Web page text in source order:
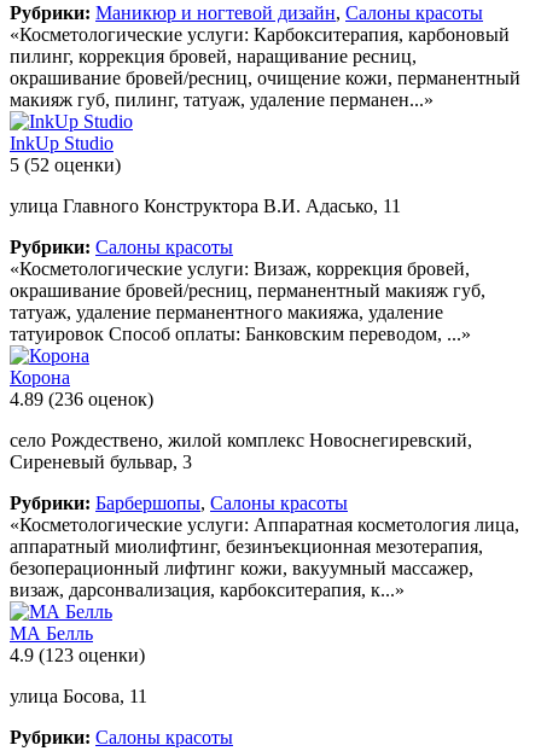
Рубрики: Маникюр и ногтевой дизайн, Салоны красоты
«Косметологические услуги: Карбокситерапия, карбоновый
пилинг, коррекция бровей, наращивание ресниц,
окрашивание бровей/ресниц, очищение кожи, перманентный
макияж губ, пилинг, татуаж, удаление перманен...»
InkUp Studio
5 (52 оценки)
улица Главного Конструктора В.И. Адасько, 11
Рубрики: Салоны красоты
«Косметологические услуги: Визаж, коррекция бровей,
окрашивание бровей/ресниц, перманентный макияж губ,
татуаж, удаление перманентного макияжа, удаление
татуировок Способ оплаты: Банковским переводом, ...»
Корона
4.89 (236 оценок)
село Рождествено, жилой комплекс Новоснегиревский,
Сиреневый бульвар, 3
Рубрики: Барбершопы, Салоны красоты
«Косметологические услуги: Аппаратная косметология лица,
аппаратный миолифтинг, безинъекционная мезотерапия,
безоперационный лифтинг кожи, вакуумный массажер,
визаж, дарсонвализация, карбокситерапия, к...»
МА Белль
4.9 (123 оценки)
улица Босова, 11
Рубрики: Салоны красоты